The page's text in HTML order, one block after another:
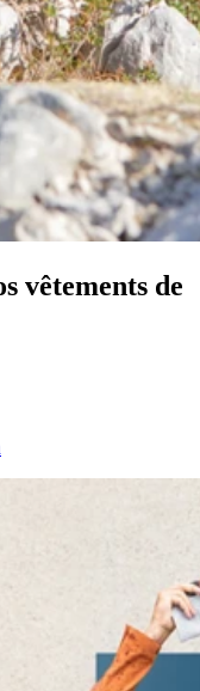
vêtements de